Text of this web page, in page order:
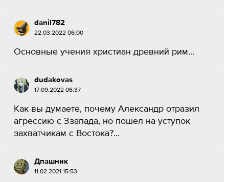
danil782
22.03.2022 06:00
Основные учения христиан древний рим...
dudakovas
17.09.2022 06:37
Как вы думаете, почему Александр отразил
агрессию с Ззапада, но пошел на уступок
захватчикам с Востока?​...
Дпашник
11.02.2021 15:53